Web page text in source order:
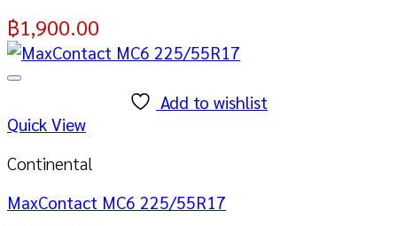
฿1,900.00
Add to wishlist
Quick View
Continental
MaxContact MC6 225/55R17